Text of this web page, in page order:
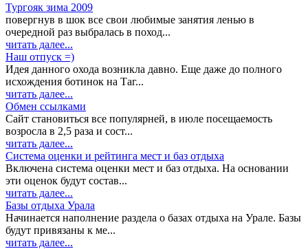
Тургояк зима 2009
повергнув в шок все свои любимые занятия ленью в
очередной раз выбралась в поход...
читать далее...
Наш отпуск =)
Идея данного охода возникла давно. Еще даже до полного
исхождения ботинок на Таг...
читать далее...
Обмен ссылками
Сайт становиться все популярней, в июле посещаемость
возросла в 2,5 раза и сост...
читать далее...
Система оценки и рейтинга мест и баз отдыха
Включена система оценки мест и баз отдыха. На основании
эти оценок будут состав...
читать далее...
Базы отдыха Урала
Начинается наполнение раздела о базах отдыха на Урале. Базы
будут привязаны к ме...
читать далее...